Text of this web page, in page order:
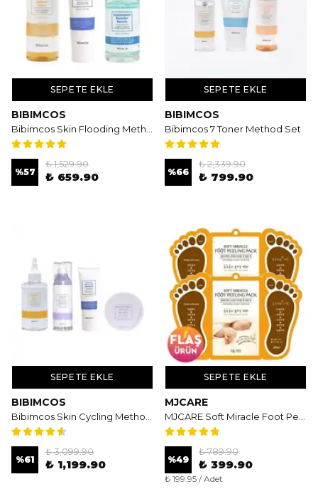
SEPETE EKLE
BIBIMCOS
%57
₺ 1,529.90
₺ 659.90
SEPETE EKLE
BIBIMCOS
Bibimcos 7 Toner Method Set
%66
₺ 2,339.90
₺ 799.90
SEPETE EKLE
BIBIMCOS
%61
₺ 3,099.90
₺ 1,199.90
SEPETE EKLE
MJCARE
%49
₺ 789.90
₺ 399.90
₺ 199.95 / Adet